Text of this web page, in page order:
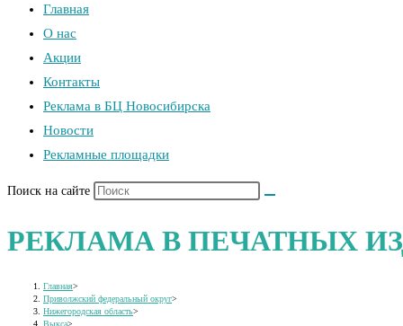
Главная
О нас
Акции
Контакты
Реклама в БЦ Новосибирска
Новости
Рекламные площадки
Поиск на сайте
РЕКЛАМА В ПЕЧАТНЫХ
Главная>
Приволжский федеральный округ>
Нижегородская область>
Выкса>